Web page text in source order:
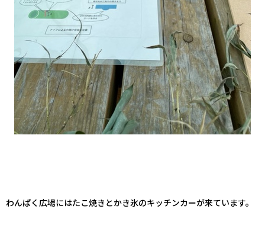
わんぱく広場にはたこ焼きとかき氷のキッチンカーが来ています。